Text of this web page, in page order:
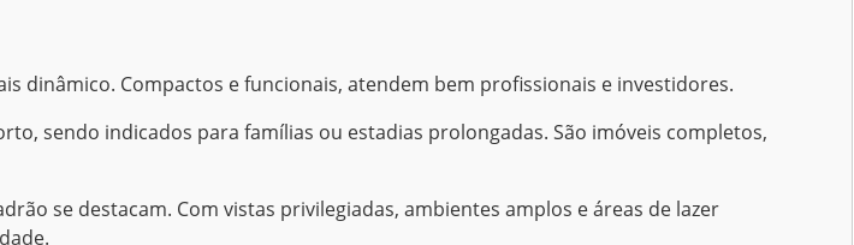
dinâmico. Compactos e funcionais, atendem bem profissionais e investidores.
sendo indicados para famílias ou estadias prolongadas. São imóveis completos,
se destacam. Com vistas privilegiadas, ambientes amplos e áreas de lazer